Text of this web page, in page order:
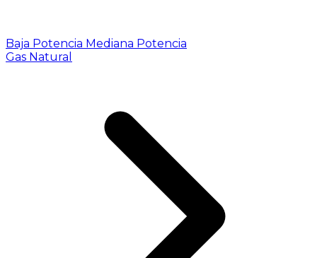
Baja Potencia Mediana Potencia
Gas Natural